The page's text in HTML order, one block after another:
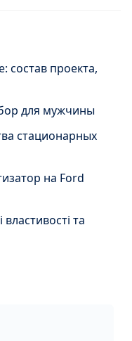
состав проекта,
для мужчины
стационарных
на Ford
та